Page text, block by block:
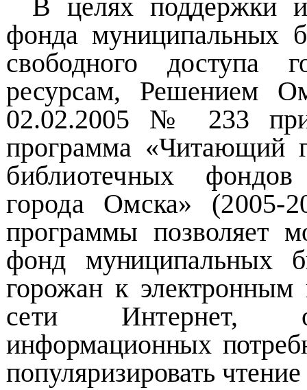
В целях поддержки и
фонда муниципальных
свободного доступа
ресурсам, Решением
02.02.2005 № 233
программа «Читающий
библиотечных
города Омска» (2005-
программы позволяет
фонд муниципальных
горожан к электронным
сети Интернет,
информационных
популяризировать чтение